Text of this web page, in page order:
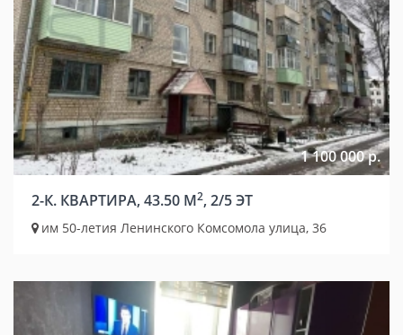
1 100 000 р.
2-К. КВАРТИРА, 43.50 М2, 2/5 ЭТ
им 50-летия Ленинского Комсомола улица, 36